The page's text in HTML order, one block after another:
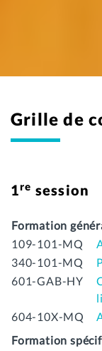
Grille de
1re session
Formation
109-101-MQ
340-101-MQ
601-GAB-HY
604-10X-MQ
Formation